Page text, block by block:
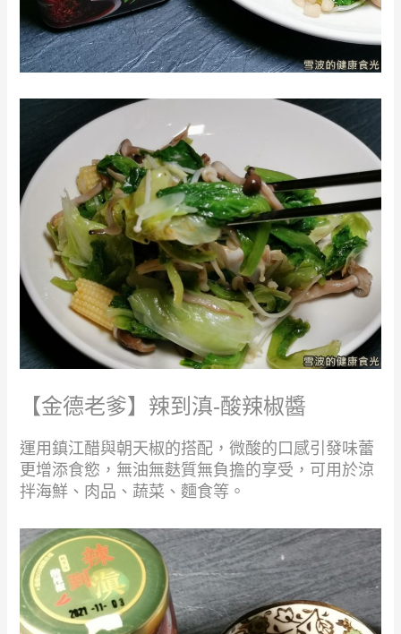
【金德老爹】辣到滇-酸辣椒醬
運用鎮江醋與朝天椒的搭配，微酸的口感引發味蕾
更增添食慾，無油無麩質無負擔的享受，可用於涼
拌海鮮、肉品、蔬菜、麵食等。